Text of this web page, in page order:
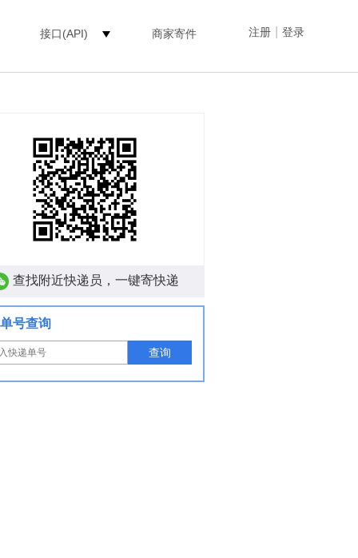
注册 登录
接口(API) 商家寄件
查找附近快递员，一键寄快递
号查询
查询